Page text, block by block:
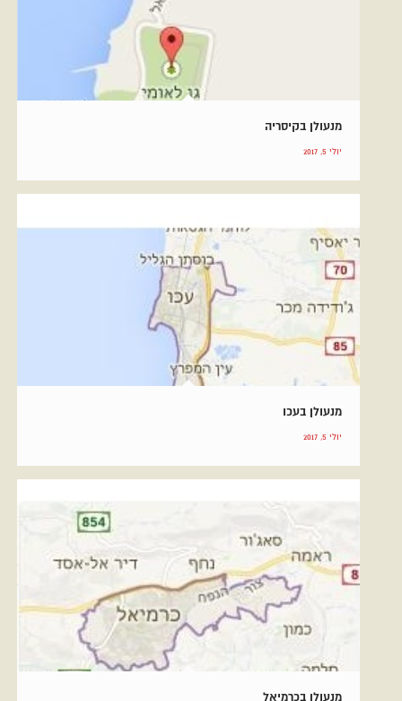
מנעולן בקיסריה
יולי 5, 2017
מנעולן בעכו
יולי 5, 2017
מנעולן בכרמיאל